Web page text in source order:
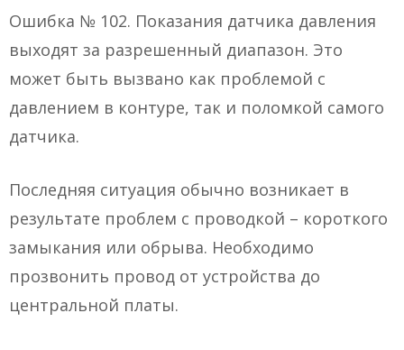
Ошибка № 102. Показания датчика давления
выходят за разрешенный диапазон. Это
может быть вызвано как проблемой с
давлением в контуре, так и поломкой самого
датчика.
Последняя ситуация обычно возникает в
результате проблем с проводкой – короткого
замыкания или обрыва. Необходимо
прозвонить провод от устройства до
центральной платы.